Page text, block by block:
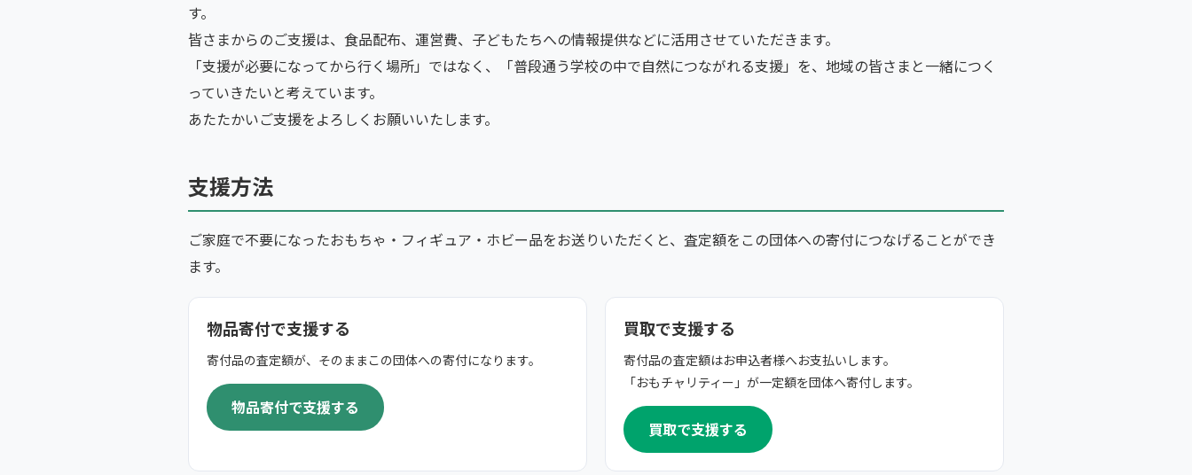
す。
皆さまからのご支援は、食品配布、運営費、子どもたちへの情報提供などに活用させていただきます。
「支援が必要になってから行く場所」ではなく、「普段通う学校の中で自然につながれる支援」を、地域の皆さまと一緒につく
っていきたいと考えています。
あたたかいご支援をよろしくお願いいたします。
支援方法
ご家庭で不要になったおもちゃ・フィギュア・ホビー品をお送りいただくと、査定額をこの団体への寄付につなげることができ
ます。
物品寄付で支援する
寄付品の査定額が、そのままこの団体への寄付になります。
物品寄付で支援する
買取で支援する
寄付品の査定額はお申込者様へお支払いします。
「おもチャリティー」が一定額を団体へ寄付します。
買取で支援する